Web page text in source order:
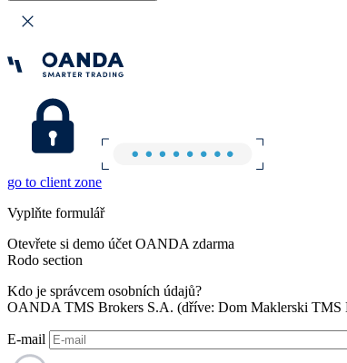
go to client zone
Vyplňte formulář
Otevřete si demo účet OANDA zdarma
Rodo section
Kdo je správcem osobních údajů?
OANDA TMS Brokers S.A. (dříve: Dom Maklerski TMS
E-mail